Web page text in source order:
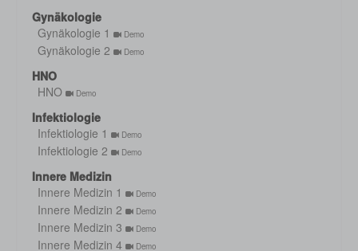
Gynäkologie
Gynäkologie 1
Demo
Gynäkologie 2 Demo
HNO
HNO
Demo
Infektiologie
Infektiologie 1
Demo
Infektiologie 2 Demo
Innere Medizin
Innere Medizin 1
Demo
Innere Medizin 2 Demo
Innere Medizin 3 Demo
Innere Medizin 4 Demo